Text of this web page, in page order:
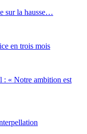
sur la hausse…
en trois mois
: « Notre ambition est